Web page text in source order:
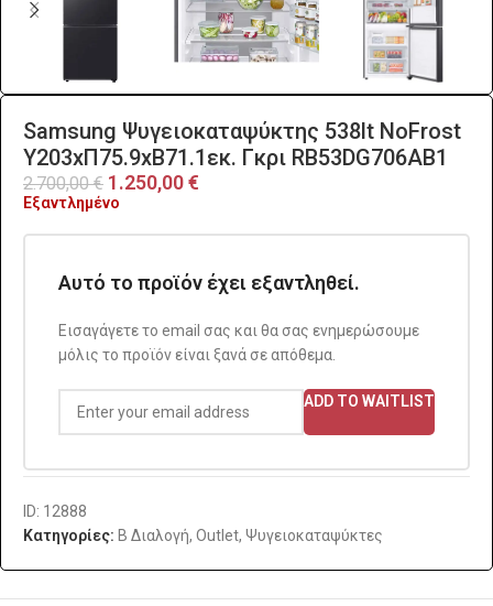
Samsung Ψυγειοκαταψύκτης 538lt NoFrost
Υ203xΠ75.9xΒ71.1εκ. Γκρι RB53DG706AB1
2.700,00€ 1.250,00€
Εξαντλημένο
Αυτό το προϊόν έχει εξαντληθεί.
Εισαγάγετε το email σας και θα σας ενημερώσουμε
μόλις το προϊόν είναι ξανά σε απόθεμα.
ADD TO WAITLIST
ID: 12888
Κατηγορίες: B Διαλογή, Outlet, Ψυγειοκαταψύκτες